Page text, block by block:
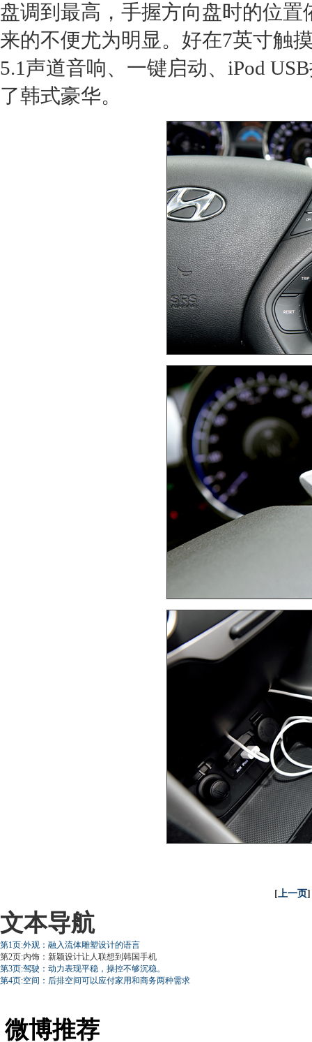
盘调到最高，手握方向盘时的位置
来的不便尤为明显。好在7英寸触
5.1声道音响、一键启动、iPod
了韩式豪华。
[上一页]
文本导航
第1页:外观：融入流体雕塑设计的语言
第2页:内饰：新颖设计让人联想到韩国手机
第3页:驾驶：动力表现平稳，操控不够沉稳。
第4页:空间：后排空间可以应付家用和商务两种需求
微博推荐